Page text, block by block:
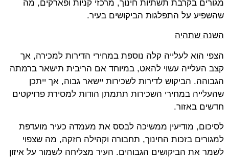
מגורים בקרבת תשתיות חינוך, מרכזי קניות ופארקים, מה
שהשפיע על התפלגות הביקושים בעיר.
השנה שתהיה
הצפי הוא לעלייה קלה נוספת במחירי הדירות למכירה, אך
קצב העלייה עשוי להאט, במיוחד אם הריבית תישאר ברמתה
הגבוהה. הביקוש לדירות לשכירות יישאר גבוה, אך ייתכן
שהעלייה במחירי השכירות תתמתן הודות למסירת פרויקטים
חדשים באזור.
לסיכום, מודיעין ממשיכה לבסס את מעמדה כעיר מועדפת
למגורים בזכות החינוך, תחבורה וקהילה חזקה, מה שצפוי
לשמר את הביקושים הגבוהים. העיר מצליחה לשמור על איזון